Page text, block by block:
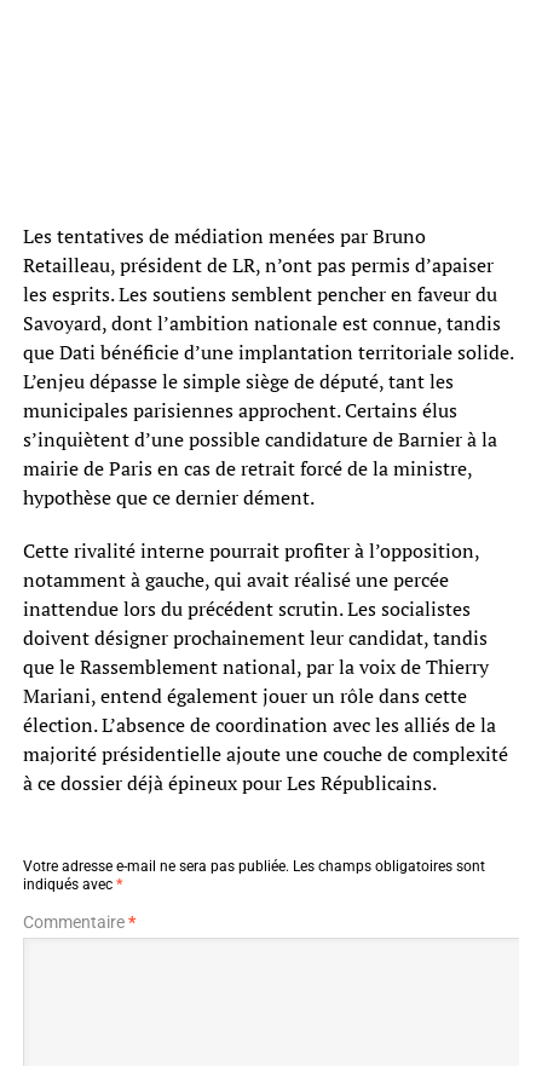
Les tentatives de médiation menées par Bruno
Retailleau, président de LR, n’ont pas permis d’apaiser
les esprits. Les soutiens semblent pencher en faveur du
Savoyard, dont l’ambition nationale est connue, tandis
que Dati bénéficie d’une implantation territoriale solide.
L’enjeu dépasse le simple siège de député, tant les
municipales parisiennes approchent. Certains élus
s’inquiètent d’une possible candidature de Barnier à la
mairie de Paris en cas de retrait forcé de la ministre,
hypothèse que ce dernier dément.
Cette rivalité interne pourrait profiter à l’opposition,
notamment à gauche, qui avait réalisé une percée
inattendue lors du précédent scrutin. Les socialistes
doivent désigner prochainement leur candidat, tandis
que le Rassemblement national, par la voix de Thierry
Mariani, entend également jouer un rôle dans cette
élection. L’absence de coordination avec les alliés de la
majorité présidentielle ajoute une couche de complexité
à ce dossier déjà épineux pour Les Républicains.
Votre adresse e-mail ne sera pas publiée. Les champs obligatoires sont
indiqués avec *
Commentaire*